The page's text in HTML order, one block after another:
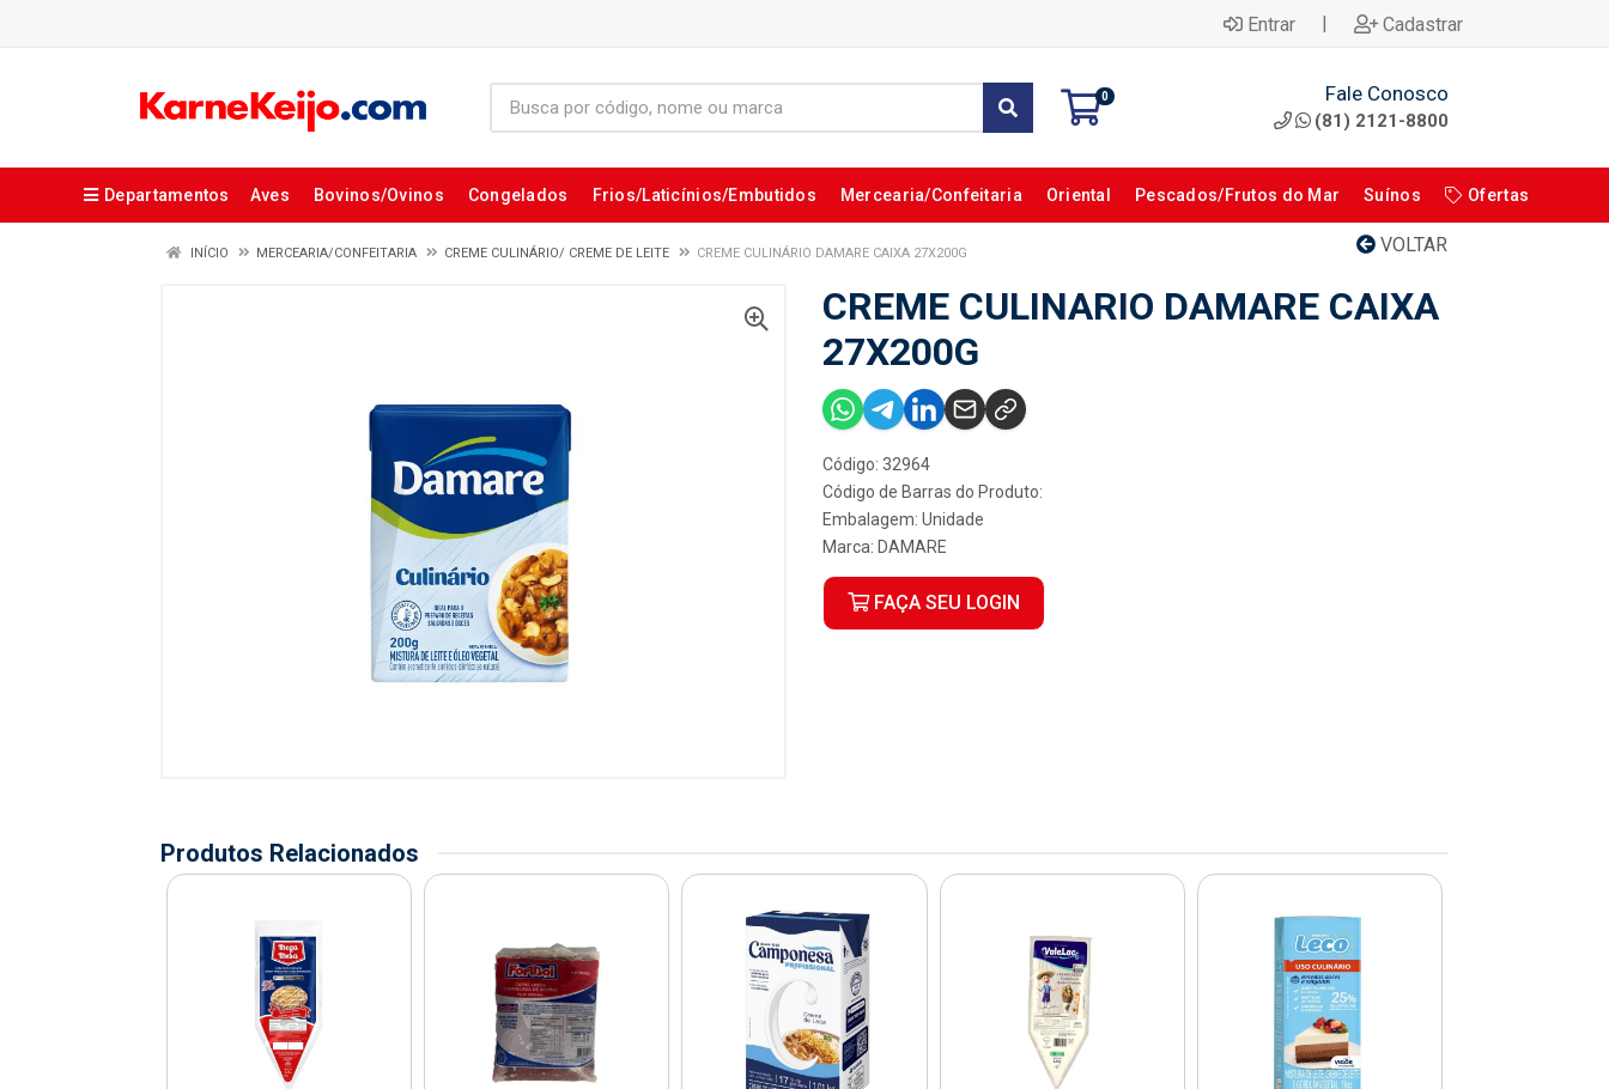
Entrar | Cadastrar
0 Fale Conosco
(81) 2121-8800
Departamentos Aves Bovinos/Ovinos Congelados Frios/Laticínios/Embutidos Mercearia/Confeitaria Oriental Pescados/Frutos do Mar Suínos Ofertas
VOLTAR
INÍCIO MERCEARIA/CONFEITARIA CREME CULINÁRIO/ CREME DE LEITE CREME CULINÁRIO DAMARE CAIXA 27X200G
CREME CULINARIO DAMARE CAIXA
27X200G
Código: 32964
Código de Barras do Produto:
Embalagem: Unidade
Marca: DAMARE
FAÇA SEU LOGIN
Produtos Relacionados